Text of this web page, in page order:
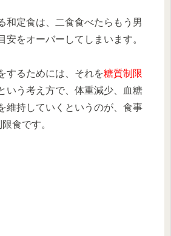
和定食は、二食食べたらもう男
安をオーバーしてしまいます。
するためには、それを糖質制限
いう考え方で、体重減少、血糖
維持していくというのが、食事
食です。